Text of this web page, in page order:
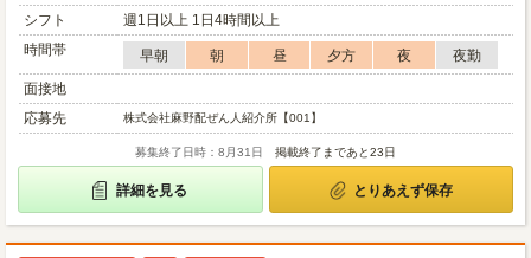
シフト
週1日以上 1日4時間以上
時間帯
早朝 朝 昼 夕方 夜
夜勤
面接地
応募先
株式会社麻野配ぜん人紹介所【001】
募集終了日時：8月31日 掲載終了まであと23日
詳細を見る とりあえず保存